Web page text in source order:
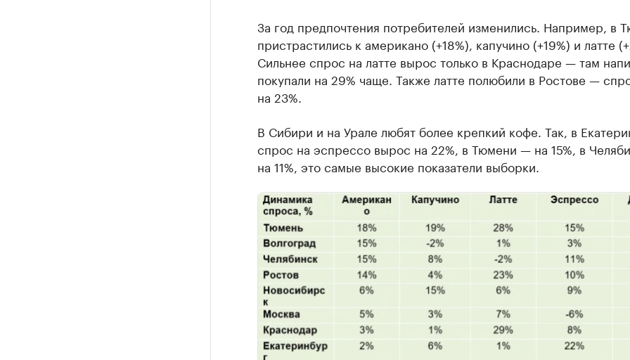
За год предпочтения потребителей изменились. Например, в
пристрастились к американо (+18%), капучино (+19%) и латте
Сильнее спрос на латте вырос только в Краснодаре — там
покупали на 29% чаще. Также латте полюбили в Ростове —
на 23%.
В Сибири и на Урале любят более крепкий кофе. Так, в
спрос на эспрессо вырос на 22%, в Тюмени — на 15%, в
на 11%, это самые высокие показатели выборки.